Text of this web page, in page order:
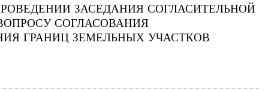
ЗАСЕДАНИЯ СОГЛАСИТЕЛЬНОЙ
СОГЛАСОВАНИЯ
ГРАНИЦ ЗЕМЕЛЬНЫХ УЧАСТКОВ